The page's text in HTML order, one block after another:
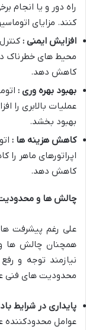
راه دور و یا انجام
کنند. مزایای
افزایش ایمنی :
محیط های خطرناک
کاهش دهد.
بهبود بهره وری :
عملیات بالابری را
بهبود بخشد.
کاهش هزینه ها :
اپراتورهای ماهر را
کاهش دهد.
چالش ها و
علی رغم پیشرفت
همچنان چالش ها
نیازمند توجه و
محدودیت های فنی
پایداری در شرایط
عوامل محدودکننده